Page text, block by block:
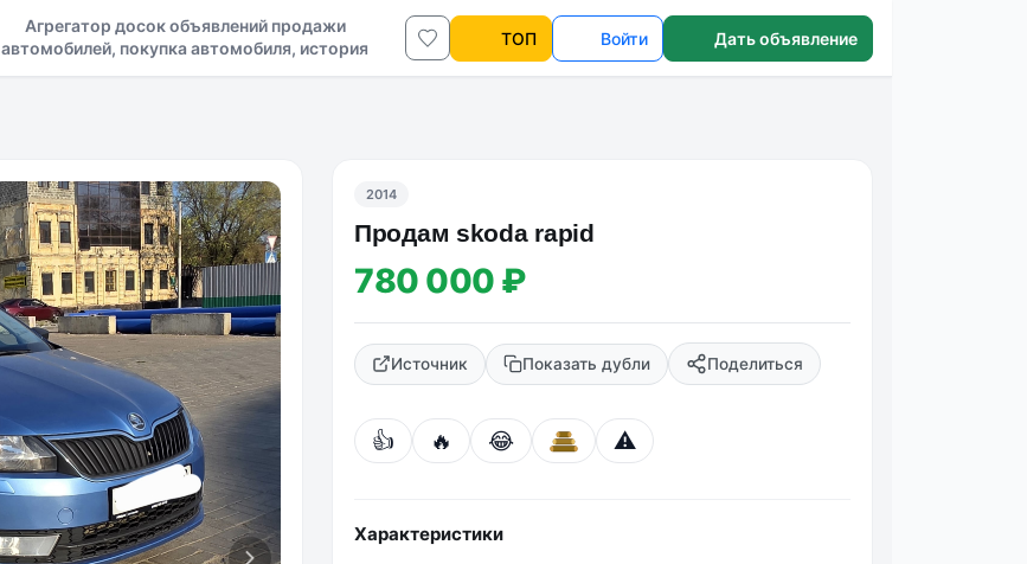
Агрегатор досок объявлений продажи
автомобилей, покупка автомобиля, история
авто в ДНР и ЛНР
ТОП Войти Дать объявление
2014
Продам skoda rapid
780 000 ₽
Источник Показать дубли Поделиться
👍 🔥 😂 ⚠️
Характеристики